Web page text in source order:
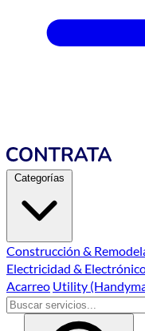
Categorías
Construcción &
Electricidad &
Acarreo Utility